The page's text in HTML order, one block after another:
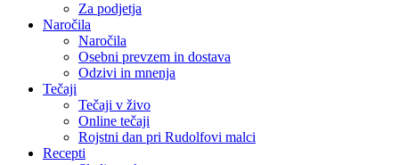
Za podjetja
Naročila
Naročila
Osebni prevzem in dostava
Odzivi in mnenja
Tečaji
Tečaji v živo
Online tečaji
Rojstni dan pri Rudolfovi malci
Recepti